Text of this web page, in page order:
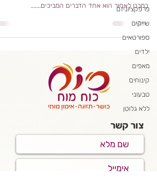
פרפקציוניזם
שייקים
ספורטאים
ילדים
מאפים
קינוחים
טבעוני
ללא גלוטן
במבט לאחור הוא אחד הדברים המביכים.......
צור קשר